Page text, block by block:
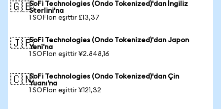
🇬🇧SoFi Technologies (Ondo Tokenized)'dan İngiliz
Sterlini'na
1 SOFIon eşittir £13,37
🇯🇵SoFi Technologies (Ondo Tokenized)'dan Japon
Yeni'na
1 SOFIon eşittir ¥2.848,16
🇨🇳SoFi Technologies (Ondo Tokenized)'dan Çin
Yuanı'na
1 SOFIon eşittir ¥121,32